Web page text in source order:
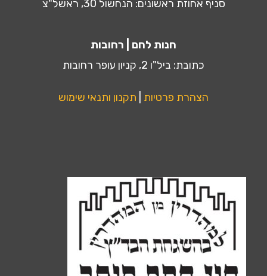
סניף אחוזת ראשונים: הנחשול 30, ראשל"צ
חנות לחם | רחובות
כתובת: ביל"ו 2, קניון עופר רחובות
הצהרת פרטיות תקנון ותנאי שימוש